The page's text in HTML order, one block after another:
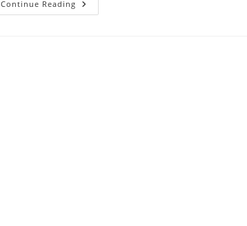
Continue Reading Contribuția
Comunității